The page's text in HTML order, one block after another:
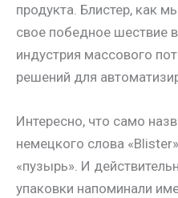
продукта. Блистер, как
свое победное шествие
индустрия массового
решений для
Интересно, что само
немецкого слова
«пузырь». И
упаковки напоминали